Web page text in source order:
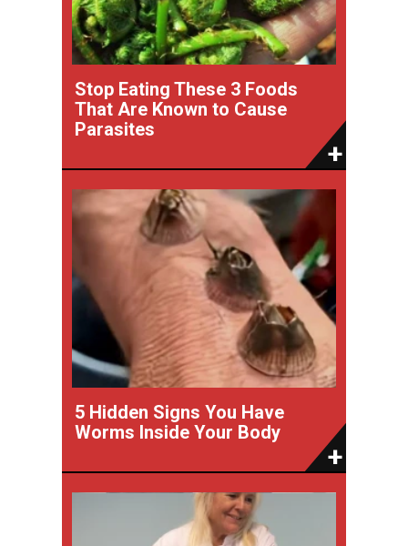
Stop Eating These 3 Foods
That Are Known to Cause
Parasites
5 Hidden Signs You Have
Worms Inside Your Body